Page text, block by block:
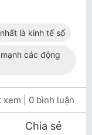
nhất là kinh tế số
các động
xem | 0 bình luận
Chia sẻ